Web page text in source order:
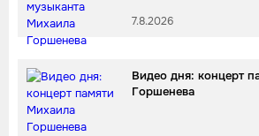
7.8.2026
Видео дня: концерт
Горшенева